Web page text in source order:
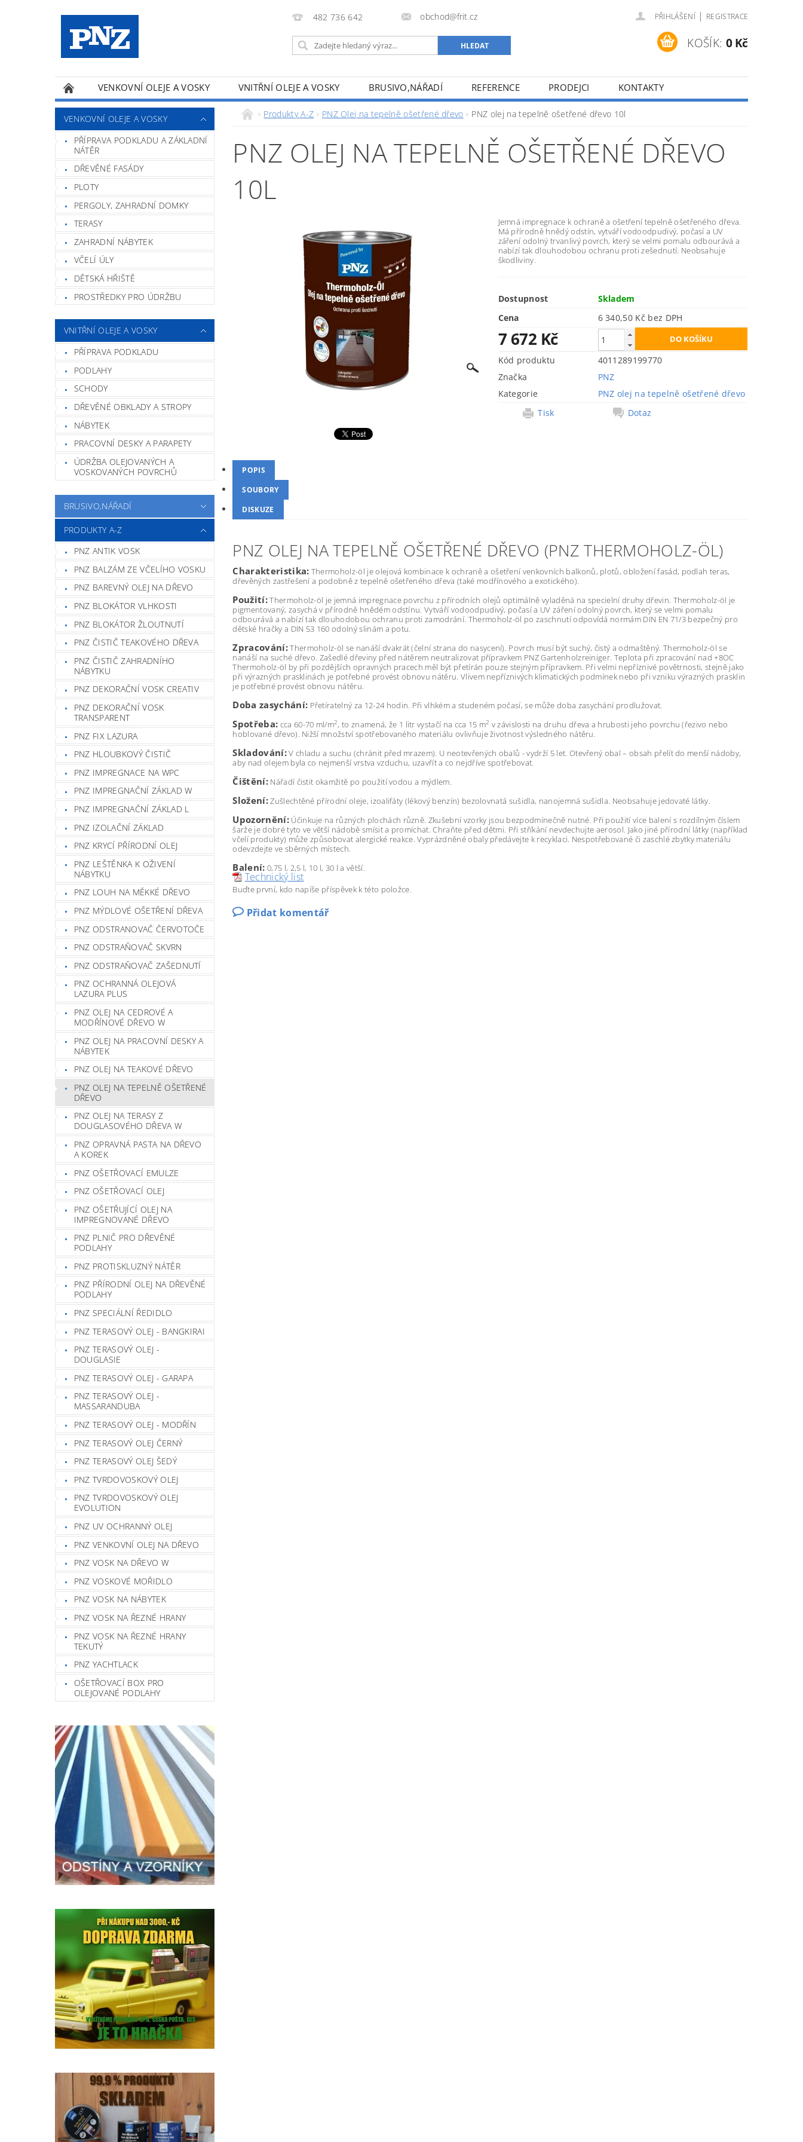
482 736 642 obchod@frit.cz PŘIHLÁŠENÍ | REGISTRACE
KOŠÍK: 0 Kč
VENKOVNÍ OLEJE A VOSKY VNITŘNÍ OLEJE A VOSKY BRUSIVO,NÁŘADÍ REFERENCE PRODEJCI
KONTAKTY
PRODUKTY A-Z
VENKOVNÍ OLEJE A VOSKY
PŘÍPRAVA PODKLADU A ZÁKLADNÍ
NÁTĚR
DŘEVĚNÉ FASÁDY
PLOTY
PERGOLY, ZAHRADNÍ DOMKY
TERASY
ZAHRADNÍ NÁBYTEK
VČELÍ ÚLY
DĚTSKÁ HŘIŠTĚ
PROSTŘEDKY PRO ÚDRŽBU
VNITŘNÍ OLEJE A VOSKY
PŘÍPRAVA PODKLADU
PODLAHY
SCHODY
DŘEVĚNÉ OBKLADY A STROPY
NÁBYTEK
PRACOVNÍ DESKY A PARAPETY
ÚDRŽBA OLEJOVANÝCH A
VOSKOVANÝCH POVRCHŮ
BRUSIVO,NÁŘADÍ
PRODUKTY A-Z
PNZ ANTIK VOSK
PNZ BALZÁM ZE VČELÍHO VOSKU
PNZ BAREVNÝ OLEJ NA DŘEVO
PNZ BLOKÁTOR VLHKOSTI
PNZ BLOKÁTOR ŽLOUTNUTÍ
PNZ ČISTIČ TEAKOVÉHO DŘEVA
PNZ ČISTIČ ZAHRADNÍHO
NÁBYTKU
PNZ DEKORAČNÍ VOSK CREATIV
PNZ DEKORAČNÍ VOSK
TRANSPARENT
PNZ FIX LAZURA
PNZ HLOUBKOVÝ ČISTIČ
PNZ IMPREGNACE NA WPC
PNZ IMPREGNAČNÍ ZÁKLAD W
PNZ IMPREGNAČNÍ ZÁKLAD L
PNZ IZOLAČNÍ ZÁKLAD
PNZ KRYCÍ PŘÍRODNÍ OLEJ
PNZ LEŠTĚNKA K OŽIVENÍ
NÁBYTKU
PNZ LOUH NA MĚKKÉ DŘEVO
PNZ MÝDLOVÉ OŠETŘENÍ DŘEVA
PNZ ODSTRANOVAČ ČERVOTOČE
PNZ ODSTRAŇOVAČ SKVRN
PNZ ODSTRAŇOVAČ ZAŠEDNUTÍ
PNZ OCHRANNÁ OLEJOVÁ
LAZURA PLUS
PNZ OLEJ NA CEDROVÉ A
MODŘÍNOVÉ DŘEVO W
PNZ OLEJ NA PRACOVNÍ DESKY A
NÁBYTEK
PNZ OLEJ NA TEAKOVÉ DŘEVO
PNZ OLEJ NA TEPELNĚ OŠETŘENÉ
DŘEVO
PNZ OLEJ NA TERASY Z
DOUGLASOVÉHO DŘEVA W
PNZ OPRAVNÁ PASTA NA DŘEVO
A KOREK
PNZ OŠETŘOVACÍ EMULZE
PNZ OŠETŘOVACÍ OLEJ
PNZ OŠETŘUJÍCÍ OLEJ NA
IMPREGNOVANÉ DŘEVO
PNZ PLNIČ PRO DŘEVĚNÉ
PODLAHY
PNZ PROTISKLUZNÝ NÁTĚR
PNZ PŘÍRODNÍ OLEJ NA DŘEVĚNÉ
PODLAHY
PNZ SPECIÁLNÍ ŘEDIDLO
PNZ TERASOVÝ OLEJ - BANGKIRAI
PNZ TERASOVÝ OLEJ -
DOUGLASIE
PNZ TERASOVÝ OLEJ - GARAPA
PNZ TERASOVÝ OLEJ -
MASSARANDUBA
PNZ TERASOVÝ OLEJ - MODŘÍN
PNZ TERASOVÝ OLEJ ČERNÝ
PNZ TERASOVÝ OLEJ ŠEDÝ
PNZ TVRDOVOSKOVÝ OLEJ
PNZ TVRDOVOSKOVÝ OLEJ
EVOLUTION
PNZ UV OCHRANNÝ OLEJ
PNZ VENKOVNÍ OLEJ NA DŘEVO
PNZ VOSK NA DŘEVO W
PNZ VOSKOVÉ MOŘIDLO
PNZ VOSK NA NÁBYTEK
PNZ VOSK NA ŘEZNÉ HRANY
PNZ VOSK NA ŘEZNÉ HRANY
TEKUTÝ
PNZ YACHTLACK
OŠETŘOVACÍ BOX PRO
OLEJOVANÉ PODLAHY
Produkty A-Z PNZ Olej na tepelně ošetřené dřevo PNZ olej na tepelně ošetřené dřevo 10l
PNZ OLEJ NA TEPELNĚ OŠETŘENÉ DŘEVO
10L
Jemná impregnace k ochraně a ošetření tepelně ošetřeného dřeva.
Má přírodně hnědý odstín, vytváří vodoodpudivý, počasí a UV
záření odolný trvanlivý povrch, který se velmi pomalu odbourává a
nabízí tak dlouhodobou ochranu proti zešednutí. Neobsahuje
škodliviny.
Dostupnost
Skladem
Cena
6 340,50 Kč bez DPH
7 672 Kč
Kód produktu
4011289199770
Značka
PNZ
Kategorie
PNZ olej na tepelně ošetřené dřevo
Tisk
Dotaz
POPIS
SOUBORY
DISKUZE
PNZ OLEJ NA TEPELNĚ OŠETŘENÉ DŘEVO (PNZ THERMOHOLZ-ÖL)
Charakteristika: Thermoholz-öl je olejová kombinace k ochraně a ošetření venkovních balkonů, plotů, obložení fasád, podlah teras,
dřevěných zastřešení a podobně z tepelně ošetřeného dřeva (také modřínového a exotického).
Použití:Thermoholz-öl je jemná impregnace povrchu z přírodních olejů optimálně vyladěná na specielní druhy dřevin. Thermoholz-öl je
pigmentovaný, zasychá v přírodně hnědém odstínu. Vytváří vodoodpudivý, počasí a UV záření odolný povrch, který se velmi pomalu
odbourává a nabízí tak dlouhodobou ochranu proti zamodrání. Thermoholz-öl po zaschnutí odpovídá normám DIN EN 71/3 bezpečný pro
dětské hračky a DIN 53 160 odolný slinám a potu.
Zpracování:Thermoholz-öl se nanáší dvakrát (čelní strana do nasycení). Povrch musí být suchý, čistý a odmaštěný. Thermoholz-öl se
nanáší na suché dřevo. Zašedlé dřeviny před nátěrem neutralizovat přípravkem PNZ Gartenholzreiniger. Teplota při zpracování nad +8OC
Thermoholz-öl by při pozdějších opravných pracech měl být přetírán pouze stejným přípravkem. Při velmi nepříznivé povětrnosti, stejně jako
při výrazných prasklinách je potřebné provést obnovu nátěru. Vlivem nepříznivých klimatických podmínek nebo při vzniku výrazných prasklin
je potřebné provést obnovu nátěru.
Doba zasychání: Přetíratelný za 12-24 hodin. Při vlhkém a studeném počasí, se může doba zasychání prodlužovat.
Spotřeba: cca 60-70 ml/m2, to znamená, že 1 litr vystačí na cca 15 m2 v závislosti na druhu dřeva a hrubosti jeho povrchu (řezivo nebo
hoblované dřevo). Nižší množství spotřebovaného materiálu ovlivňuje životnost výsledného nátěru.
Skladování:V chladu a suchu (chránit před mrazem). U neotevřených obalů - vydrží 5 let. Otevřený obal – obsah přelít do menší nádoby,
aby nad olejem byla co nejmenší vrstva vzduchu, uzavřít a co nejdříve spotřebovat.
Čištění:Nářadí čistit okamžitě po použití vodou a mýdlem.
Složení:Zušlechtěné přírodní oleje, izoalifáty (lékový benzín) bezolovnatá sušidla, nanojemná sušidla. Neobsahuje jedovaté látky.
Upozornění:Účinkuje na různých plochách různě. Zkušební vzorky jsou bezpodmínečně nutné. Při použití více balení s rozdílným číslem
šarže je dobré tyto ve větší nádobě smísit a promíchat. Chraňte před dětmi. Při stříkání nevdechujte aerosol. Jako jiné přírodní látky (například
včelí produkty) může způsobovat alergické reakce. Vyprázdněné obaly předávejte k recyklaci. Nespotřebované či zaschlé zbytky materiálu
odevzdejte ve sběrných místech.
Balení: 0,75 l, 2,5 l, 10 l, 30 l a větší.
Technický list
Buďte první, kdo napíše příspěvek k této položce.
Přidat komentář